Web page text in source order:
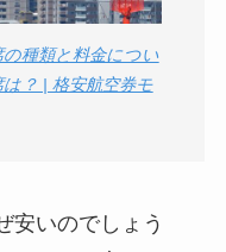
種類と料金につい
？ | 格安航空券モ
安いのでしょう